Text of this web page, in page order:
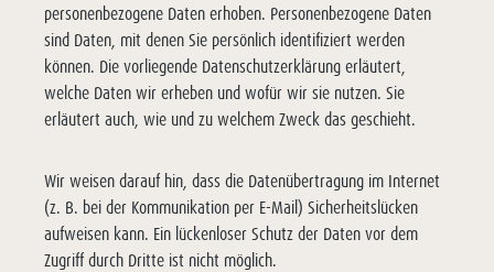
personenbezogene Daten erhoben. Personenbezogene Daten
sind Daten, mit denen Sie persönlich identifiziert werden
können. Die vorliegende Datenschutzerklärung erläutert,
welche Daten wir erheben und wofür wir sie nutzen. Sie
erläutert auch, wie und zu welchem Zweck das geschieht.
Wir weisen darauf hin, dass die Datenübertragung im Internet
(z. B. bei der Kommunikation per E-Mail) Sicherheitslücken
aufweisen kann. Ein lückenloser Schutz der Daten vor dem
Zugriff durch Dritte ist nicht möglich.